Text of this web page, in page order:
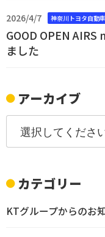
2026/4/7 神奈川トヨタ自動車
GOOD OPEN
ました
アーカイブ
カテゴリー
KTグループからのお